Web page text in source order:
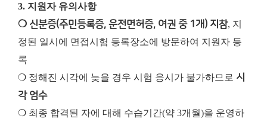
3. 지원자 유의사항
❍ 신분증(주민등록증, 운전면허증, 여권 중 1개) 지참, 지
정된 일시에 면접시험 등록장소에 방문하여 지원자 등
록
❍ 정해진 시각에 늦을 경우 시험 응시가 불가하므로 시
각 엄수
❍ 최종 합격된 자에 대해 수습기간(약 3개월)을 운영하